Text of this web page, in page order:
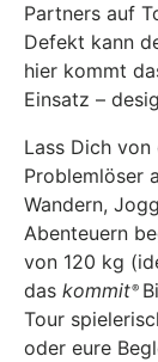
Partners auf
Defekt kann
hier kommt
Einsatz –
Lass Dich
Problemlöser
Wandern,
Abenteuern
von 120 kg
das kommit®
Tour
oder eure